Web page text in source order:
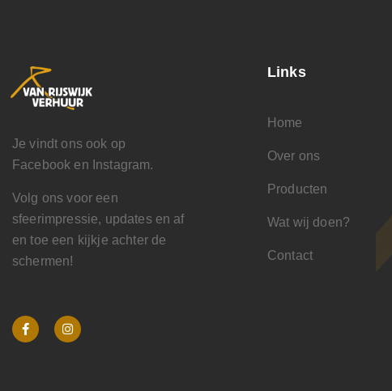
Je vindt ons ook op
Facebook en Instagram.
Volg ons voor een
sfeerimpressie, updates en af
en toe een kijkje achter de
schermen!
Links
Home
Over ons
Producten
Wat wij doen?
Contact